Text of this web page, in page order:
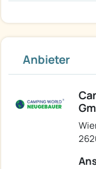
Anbieter